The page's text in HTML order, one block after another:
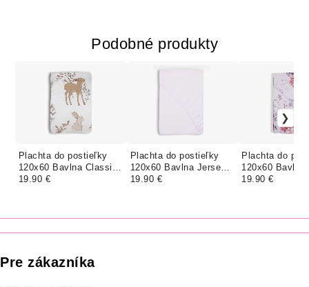
Podobné produkty
Plachta do postieľky
120x60 Bavlna Classic
- BAMBI S
19.90 €
Plachta do postieľky
120x60 Bavlna Jersey
120x60 - BIELA
19.90 €
Plachta do
120x60 Bavlna
- RUŽE
19.90 €
Pre zákazníka